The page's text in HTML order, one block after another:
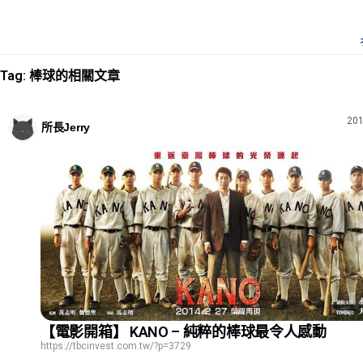
Tag: 棒球的相關文章
所長Jerry
【電影開箱】 KANO – 純粹的棒球最令人感動
https://tbcinvest.com.tw/?p=3729